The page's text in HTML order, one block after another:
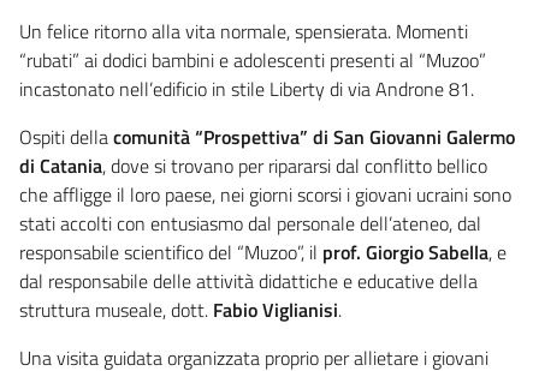
Un felice ritorno alla vita normale, spensierata. Momenti
“rubati” ai dodici bambini e adolescenti presenti al “Muzoo”
incastonato nell’edificio in stile Liberty di via Androne 81.
Ospiti dellacomunità “Prospettiva” di San Giovanni Galermo
di Catania, dove si trovano per ripararsi dal conflitto bellico
che affligge il loro paese, nei giorni scorsi i giovani ucraini sono
stati accolti con entusiasmo dal personale dell’ateneo, dal
responsabile scientifico del “Muzoo”, il prof. Giorgio Sabella, e
dal responsabile delle attività didattiche e educative della
struttura museale, dott. Fabio Viglianisi.
Una visita guidata organizzata proprio per allietare i giovani